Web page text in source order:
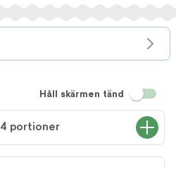
Håll skärmen tänd
4 portioner